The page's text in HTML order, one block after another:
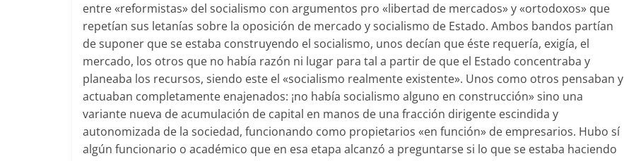
entre «reformistas» del socialismo con argumentos pro «libertad de mercados» y «ortodoxos» que
repetían sus letanías sobre la oposición de mercado y socialismo de Estado. Ambos bandos partían
de suponer que se estaba construyendo el socialismo, unos decían que éste requería, exigía, el
mercado, los otros que no había razón ni lugar para tal a partir de que el Estado concentraba y
planeaba los recursos, siendo este el «socialismo realmente existente». Unos como otros pensaban y
actuaban completamente enajenados: ¡no había socialismo alguno en construcción» sino una
variante nueva de acumulación de capital en manos de una fracción dirigente escindida y
autonomizada de la sociedad, funcionando como propietarios «en función» de empresarios. Hubo sí
algún funcionario o académico que en esa etapa alcanzó a preguntarse si lo que se estaba haciendo